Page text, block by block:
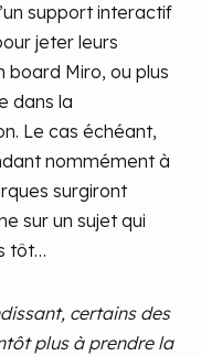
support interactif
jeter leurs
board Miro, ou plus
dans la
Le cas échéant,
nommément à
surgiront
sur un sujet qui
tôt…
certains des
plus à prendre la